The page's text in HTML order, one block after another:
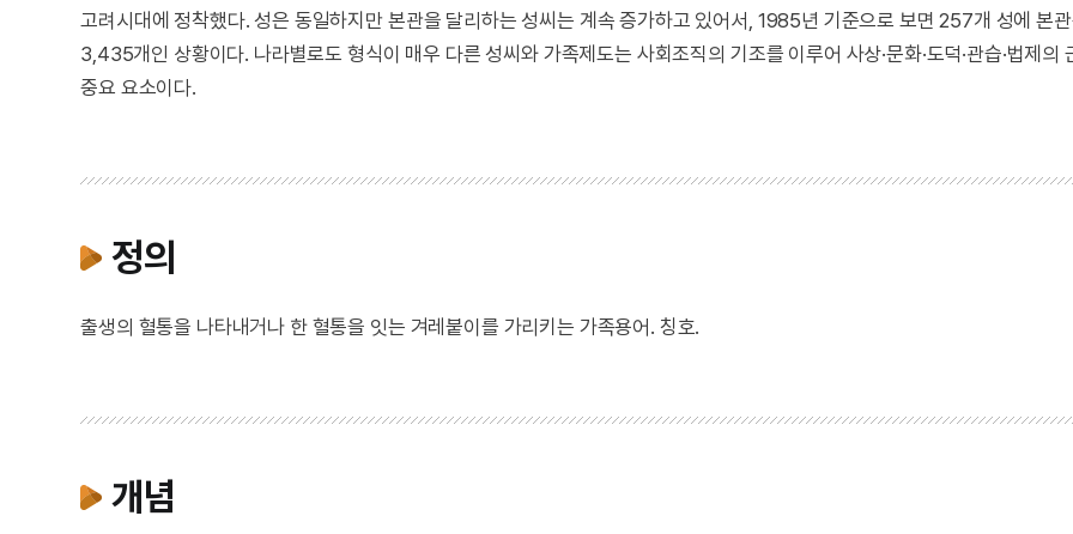
고려시대에 정착했다. 성은 동일하지만 본관을 달리하는 성씨는 계속 증가하고 있어서, 1985년 기준으로 보면 257개 성에 본
3,435개인 상황이다. 나라별로도 형식이 매우 다른 성씨와 가족제도는 사회조직의 기조를 이루어 사상·문화·도덕·관습·법제의
중요 요소이다.
정의
출생의 혈통을 나타내거나 한 혈통을 잇는 겨레붙이를 가리키는 가족용어. 칭호.
개념